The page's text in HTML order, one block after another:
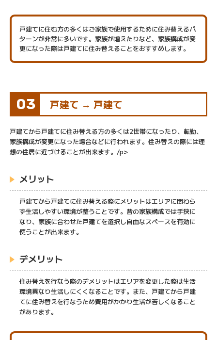
戸建てに住む方の多くはご家族で使用するために住み替えるパ
ターンが非常に多いです。家族が増えたりなど、家族構成が変
更になった際は戸建てに住み替えることをおすすめします。
03 戸建て → 戸建て
戸建てから戸建てに住み替える方の多くは2世帯になったり、転勤、
家族構成が変更になった場合などに行われます。住み替えの際には理
想の住居に近づけることが出来ます。/p>
メリット
戸建てから戸建てに住み替える際にメリットはエリアに関わら
ず生活しやすい環境が整うことです。昔の家族構成では手狭に
なり、家族に合わせた戸建てを選択し自由なスペースを有効に
使うことが出来ます。
デメリット
住み替えを行なう際のデメリットはエリアを変更した際は生活
環境異なり生活しにくくなることです。また、戸建てから戸建
てに住み替えを行なうため費用がかかり生活が苦しくなること
があります。